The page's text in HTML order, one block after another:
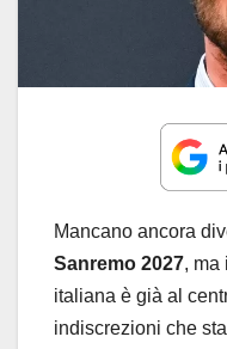
Mancano ancora
Sanremo 2027, ma
italiana è già al
indiscrezioni che